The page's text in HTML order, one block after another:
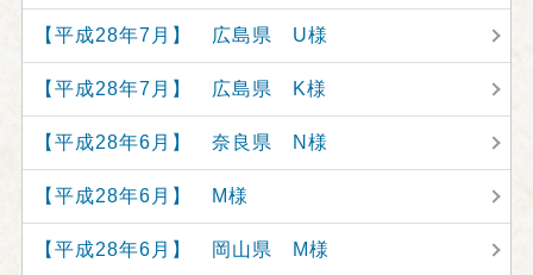
【平成28年7月】 広島県 U様
【平成28年7月】 広島県 K様
【平成28年6月】 奈良県 N様
【平成28年6月】 M様
【平成28年6月】 岡山県 M様